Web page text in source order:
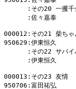
:その20 一攫千
:佐々嘉泰
000012:その21 柴ちゃ
950629:伊東恒久
:その22 サバイ
:伊東恒久
000013:その23 友情
950706:富田祐弘